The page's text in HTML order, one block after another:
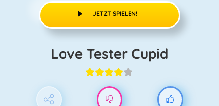
JETZT SPIELEN!
Love Tester Cupid